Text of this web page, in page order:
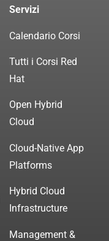
Servizi
Calendario Corsi
Tutti i Corsi Red
Hat
Open Hybrid
Cloud
Cloud-Native App
Platforms
Hybrid Cloud
Infrastructure
Management &